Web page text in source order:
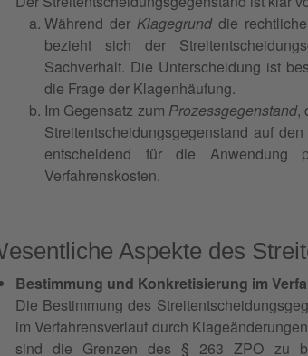
Während der Klagegrunddie rechtliche
bezieht sich der
Sachverhalt. Die Unterscheidung ist
die Frage der Klagenhäufung.
Im Gegensatz zum Prozessgegenstand,
Streitentscheidungsgegenstand auf
entscheidend für die Anwendung
Verfahrenskosten.
Aspekte des
Bestimmung und Konkretisierung im
Die Bestimmung des
im Verfahrensverlauf durch
sind die Grenzen des § 263ZPO zu